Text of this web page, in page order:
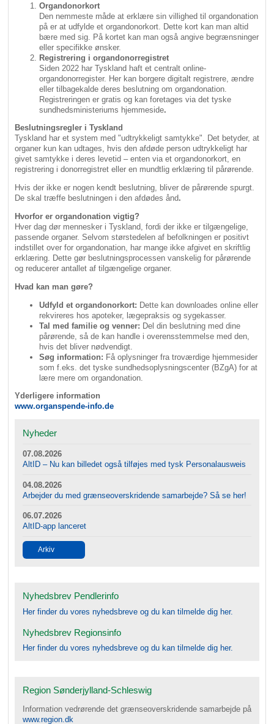
Organdonorkort
Den nemmeste måde at erklære sin villighed til organdonation
på er at udfylde et organdonorkort. Dette kort kan man altid
bære med sig. På kortet kan man også angive begrænsninger
eller specifikke ønsker.
Registrering i organdonorregistret
Siden 2022 har Tyskland haft et centralt online-
organdonorregister. Her kan borgere digitalt registrere, ændre
eller tilbagekalde deres beslutning om organdonation.
Registreringen er gratis og kan foretages via det tyske
sundhedsministeriums hjemmeside.
Beslutningsregler i Tyskland
Tyskland har et system med "udtrykkeligt samtykke". Det betyder, at
organer kun kan udtages, hvis den afdøde person udtrykkeligt har
givet samtykke i deres levetid – enten via et organdonorkort, en
registrering i donorregistret eller en mundtlig erklæring til pårørende.
Hvis der ikke er nogen kendt beslutning, bliver de pårørende spurgt.
De skal træffe beslutningen i den afdødes ånd.
Hvorfor er organdonation vigtig?
Hver dag dør mennesker i Tyskland, fordi der ikke er tilgængelige,
passende organer. Selvom størstedelen af befolkningen er positivt
indstillet over for organdonation, har mange ikke afgivet en skriftlig
erklæring. Dette gør beslutningsprocessen vanskelig for pårørende
og reducerer antallet af tilgængelige organer.
Hvad kan man gøre?
Udfyld et organdonorkort: Dette kan downloades online eller
rekvireres hos apoteker, lægepraksis og sygekasser.
Tal med familie og venner: Del din beslutning med dine
pårørende, så de kan handle i overensstemmelse med den,
hvis det bliver nødvendigt.
Søg information: Få oplysninger fra troværdige hjemmesider
som f.eks. det tyske sundhedsoplysningscenter (BZgA) for at
lære mere om organdonation.
Yderligere information
www.organspende-info.de
Nyheder
07.08.2026
AltID – Nu kan billedet også tilføjes med tysk Personalausweis
04.08.2026
Arbejder du med grænseoverskridende samarbejde? Så se her!
06.07.2026
AltID-app lanceret
Arkiv
Nyhedsbrev Pendlerinfo
Her finder du vores nyhedsbreve og du kan tilmelde dig her.
Nyhedsbrev Regionsinfo
Her finder du vores nyhedsbreve og du kan tilmelde dig her.
Region Sønderjylland-Schleswig
Information vedrørende det grænseoverskridende samarbejde på
www.region.dk